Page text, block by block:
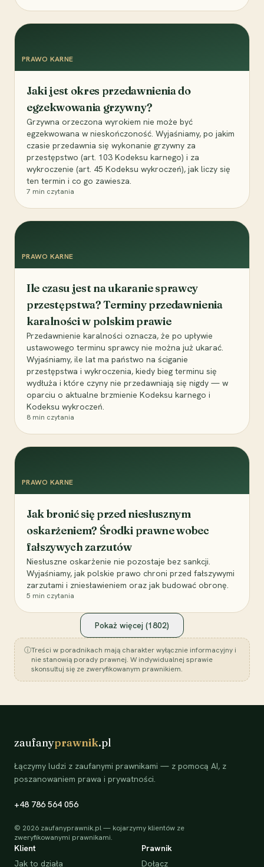
PRAWO KARNE
Jaki jest okres przedawnienia do
egzekwowania grzywny?
Grzywna orzeczona wyrokiem nie może być
egzekwowana w nieskończoność. Wyjaśniamy, po jakim
czasie przedawnia się wykonanie grzywny za
przestępstwo (art. 103 Kodeksu karnego) i za
wykroczenie (art. 45 Kodeksu wykroczeń), jak liczy się
ten termin i co go zawiesza.
7 min czytania
PRAWO KARNE
Ile czasu jest na ukaranie sprawcy
przestępstwa? Terminy przedawnienia
karalności w polskim prawie
Przedawnienie karalności oznacza, że po upływie
ustawowego terminu sprawcy nie można już ukarać.
Wyjaśniamy, ile lat ma państwo na ściganie
przestępstwa i wykroczenia, kiedy bieg terminu się
wydłuża i które czyny nie przedawniają się nigdy — w
oparciu o aktualne brzmienie Kodeksu karnego i
Kodeksu wykroczeń.
8 min czytania
PRAWO KARNE
Jak bronić się przed niesłusznym
oskarżeniem? Środki prawne wobec
fałszywych zarzutów
Niesłuszne oskarżenie nie pozostaje bez sankcji.
Wyjaśniamy, jak polskie prawo chroni przed fałszywymi
zarzutami i zniesławieniem oraz jak budować obronę.
5 min czytania
Pokaż więcej (1802)
ⓘTreści w poradnikach mają charakter wyłącznie informacyjny i
nie stanowią porady prawnej. W indywidualnej sprawie
skonsultuj się ze zweryfikowanym prawnikiem.
zaufanyprawnik.pl
Łączymy ludzi z zaufanymi prawnikami — z pomocą AI, z
poszanowaniem prawa i prywatności.
+48 786 564 056
© 2026 zaufanyprawnik.pl — kojarzymy klientów ze
zweryfikowanymi prawnikami.
Klient
Jak to działa
Prawnik
Dołącz